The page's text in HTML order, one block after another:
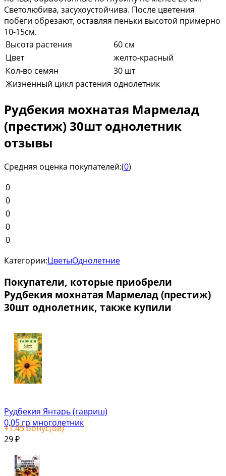
Светолюбива, засухоустойчива. После цветения
побеги обрезают, оставляя пеньки высотой примерно
10-15см.
Высота растения
60 см
Цвет
желто-красный
Кол-во семян
30 шт
Жизненный цикл растения однолетник
Рудбекия мохнатая Мармелад
(престиж) 30шт однолетник
отзывы
Средняя оценка покупателей:(0)
0
0
0
0
0
Категории:ЦветыОднолетние
Покупатели, которые приобрели
Рудбекия мохнатая Мармелад (престиж)
30шт однолетник, также купили
Рудбекия Янтарь (гавриш)
0,05 гр многолетник
+1.45бонус(ов)
29 ₽